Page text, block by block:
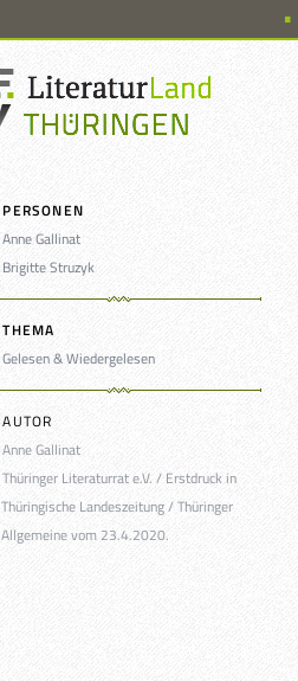
PERSONEN
Anne Gallinat
Brigitte Struzyk
THEMA
Gelesen & Wiedergelesen
AUTOR
Anne Gallinat
Thüringer Literaturrat e.V. / Erstdruck in
Thüringische Landeszeitung / Thüringer
Allgemeine vom 23.4.2020.